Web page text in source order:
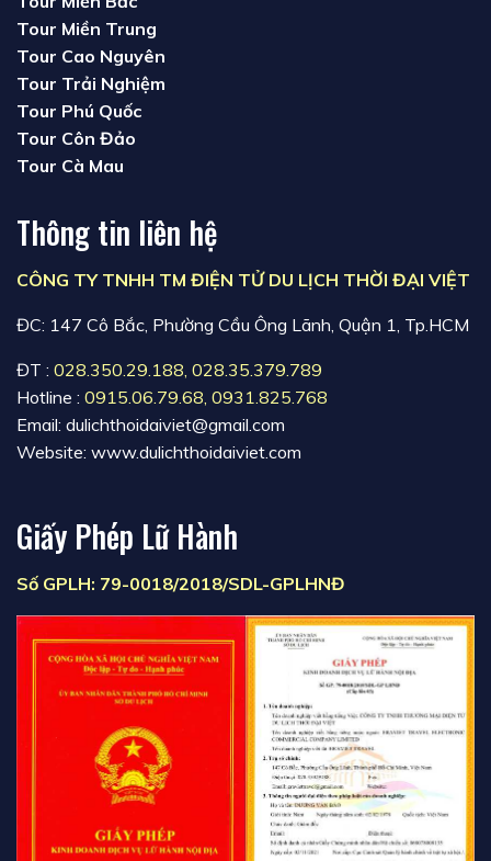
Tour Miền Trung
Tour Cao Nguyên
Tour Trải Nghiệm
Tour Phú Quốc
Tour Côn Đảo
Tour Cà Mau
Thông tin liên hệ
CÔNG TY TNHH TM ĐIỆN TỬ DU LỊCH THỜI ĐẠI VIỆT
ĐC: 147 Cô Bắc, Phường Cầu Ông Lãnh, Quận 1, Tp.HCM
ĐT : 028.350.29.188, 028.35.379.789
Hotline : 0915.06.79.68, 0931.825.768
Email: dulichthoidaiviet@gmail.com
Website: www.dulichthoidaiviet.com
Giấy Phép Lữ Hành
Số GPLH: 79-0018/2018/SDL-GPLHNĐ